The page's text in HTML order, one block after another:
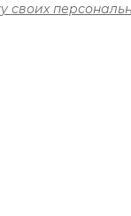
своих